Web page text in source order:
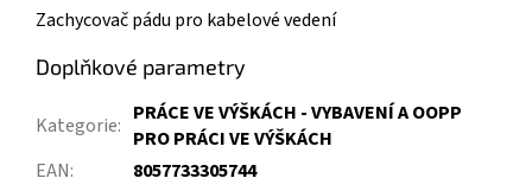
Zachycovač pádu pro kabelové vedení
Doplňkové parametry
Kategorie: PRÁCE VE VÝŠKÁCH - VYBAVENÍ A OOPP
PRO PRÁCI VE VÝŠKÁCH
EAN: 8057733305744